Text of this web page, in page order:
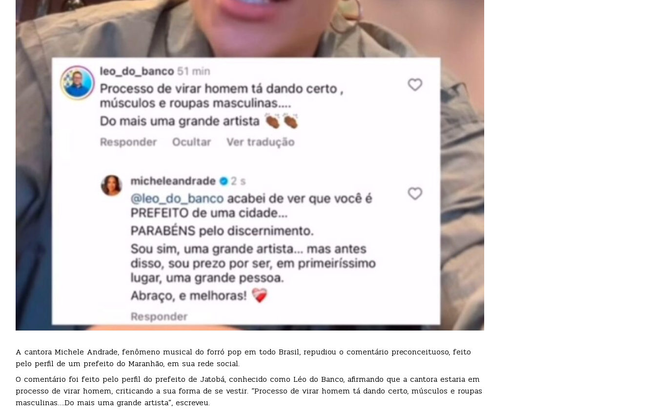
A cantora Michele Andrade, fenômeno musical do forró pop em todo Brasil, repudiou o comentário preconceituoso, feito
pelo perfil de um prefeito do Maranhão, em sua rede social.
O comentário foi feito pelo perfil do prefeito de Jatobá, conhecido como Léo do Banco, afirmando que a cantora estaria em
processo de virar homem, criticando a sua forma de se vestir. “Processo de virar homem tá dando certo, músculos e roupas
masculinas….Do mais uma grande artista”, escreveu.